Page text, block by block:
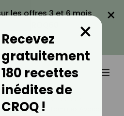
les offres 3 et 6 mois
LA PROMO
×
Par Calories
Salade Sardines Tomates Avocat
Recevez
gratuitement
180 recettes
inédites de
CROQ !
×